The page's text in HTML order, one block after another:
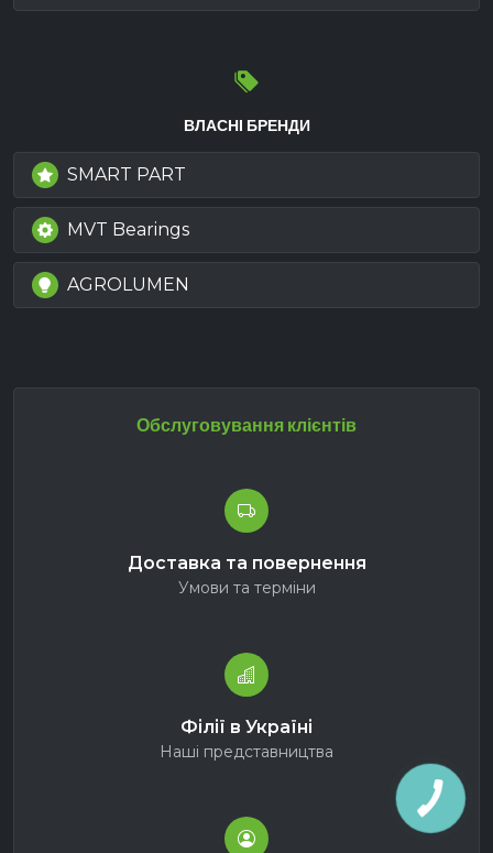
ВЛАСНІ БРЕНДИ
SMART PART
MVT Bearings
AGROLUMEN
Обслуговування клієнтів
Доставка та повернення
Умови та терміни
Філії в Україні
Наші представництва